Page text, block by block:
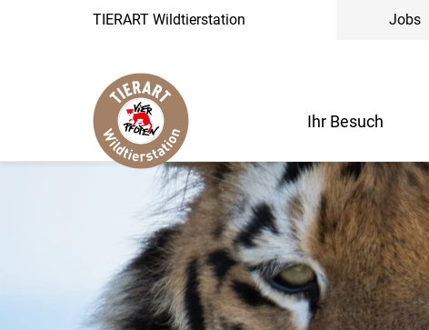
TIERART Wildtierstation Jobs
Ihr Besuch